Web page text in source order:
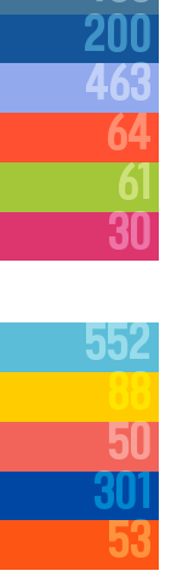
200
463
64
61
30
552
88
50
301
53